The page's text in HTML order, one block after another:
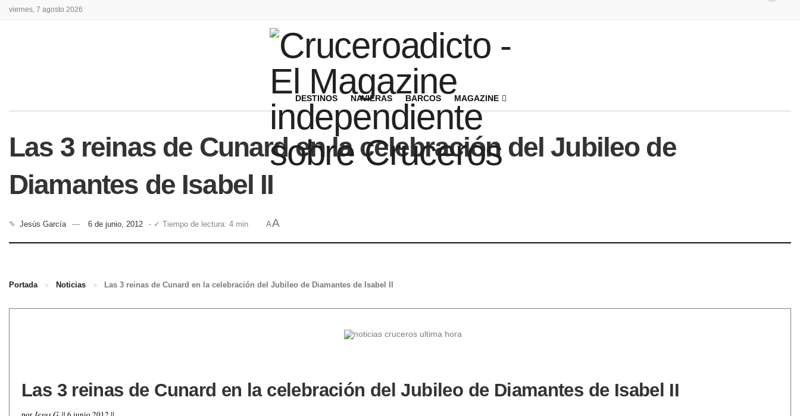
viernes, 7 agosto 2026
DESTINOS NAVIERAS BARCOS MAGAZINE
Las 3 reinas de Cunard en la celebración del Jubileo de
Diamantes de Isabel II
✎ Jesús García 6 de junio, 2012 - ✓ Tiempo de lectura: 4 min AA
Portada » Noticias » Las 3 reinas de Cunard en la celebración del Jubileo de Diamantes de Isabel II
Las 3 reinas de Cunard en la celebración del Jubileo de Diamantes de Isabel II